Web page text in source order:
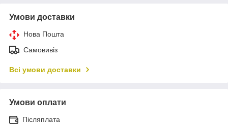
Умови доставки
Нова Пошта
Самовивіз
Всі умови доставки
Умови оплати
Післяплата